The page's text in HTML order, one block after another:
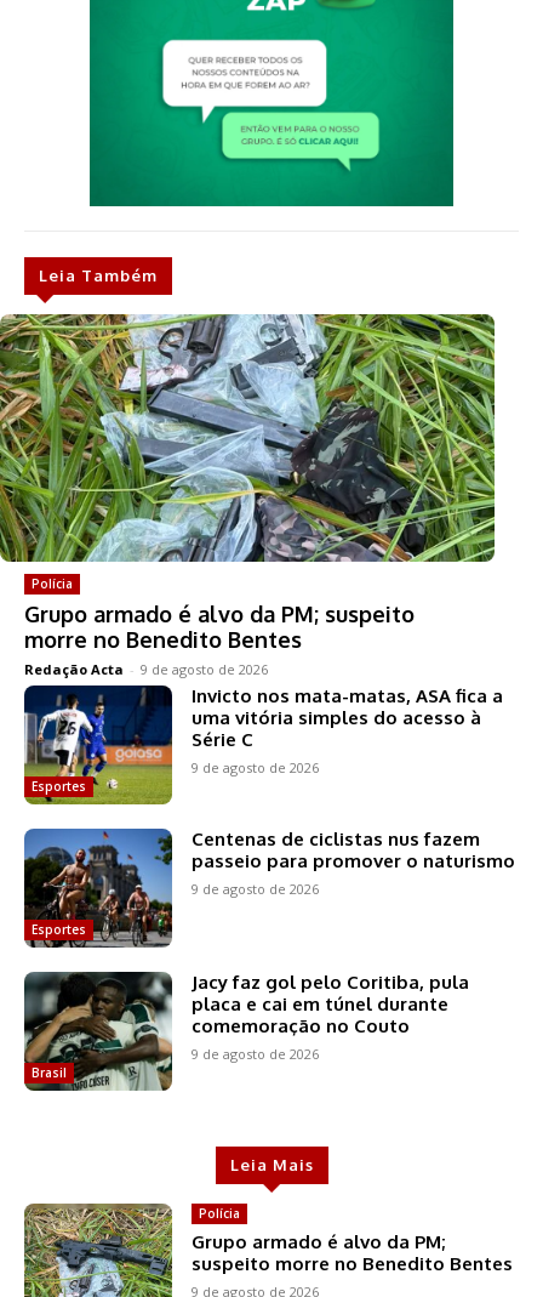
Leia Também
Polícia
Grupo armado é alvo da PM; suspeito
morre no Benedito Bentes
Redação Acta - 9 de agosto de 2026
Esportes
Invicto nos mata-matas, ASA fica a
uma vitória simples do acesso à
Série C
9 de agosto de 2026
Esportes
Centenas de ciclistas nus fazem
passeio para promover o naturismo
9 de agosto de 2026
Brasil
Jacy faz gol pelo Coritiba, pula
placa e cai em túnel durante
comemoração no Couto
9 de agosto de 2026
Leia Mais
Polícia
Grupo armado é alvo da PM;
suspeito morre no Benedito Bentes
9 de agosto de 2026